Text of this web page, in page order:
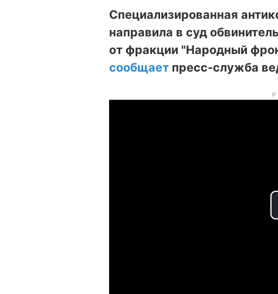
Cпециализированная
направила в суд
от фракции "Народный
сообщает пресс-служба